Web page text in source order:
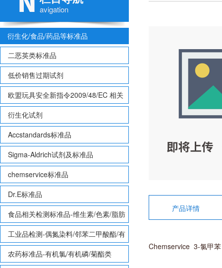
avigation
衍生化/食品/药品等标准品
二恶英类标准品
低价销售过期试剂
欧盟玩具安全新指令2009/48/EC 相关
致敏性香味剂标准品
衍生化试剂
Accstandards标准品
Sigma-Aldrich试剂及标准品
chemservice标准品
Dr.E标准品
食品相关检测标准品-维生素/色素/脂肪
酸甲酯等
工业品检测-偶氮染料/邻苯二甲酸酯/有
机锡/多溴联苯/多溴联苯醚/多氯联苯
农药标准品-有机氯/有机磷/菊酯类
产品详情
Chemservice 3-氯甲